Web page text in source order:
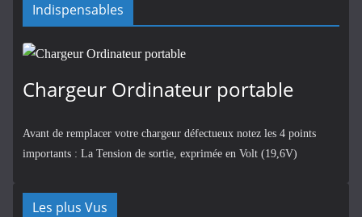
Indispensables
Chargeur Ordinateur portable
Avant de remplacer votre chargeur défectueux notez les 4 points
importants : La Tension de sortie, exprimée en Volt (19,6V)
Les plus Vus